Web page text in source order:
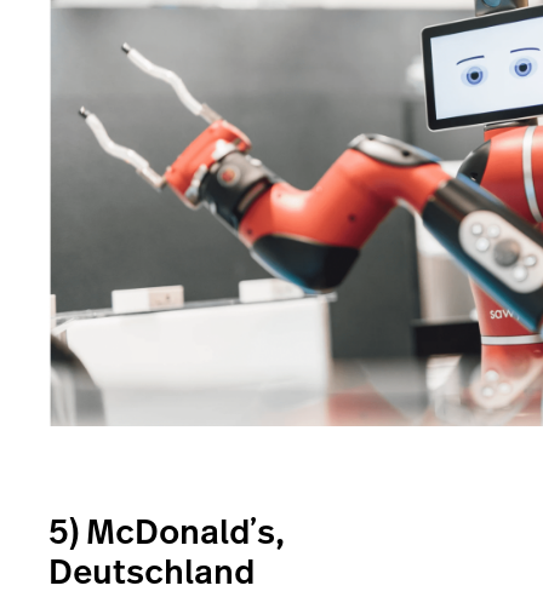
5) McDonaldʼs,
Deutschland